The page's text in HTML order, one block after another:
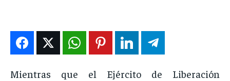
ENTRETENIMIENTO
EN VIVO
ENTRETENIMIENTO
EN VIVO
ENTRETENIMIENTO
EN VIVO
ENTRETENIMIENTO
EN VIVO
Mientras que el Ejército de Liberación